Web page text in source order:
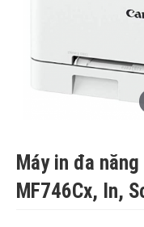
Máy in đa
MF746Cx, In,